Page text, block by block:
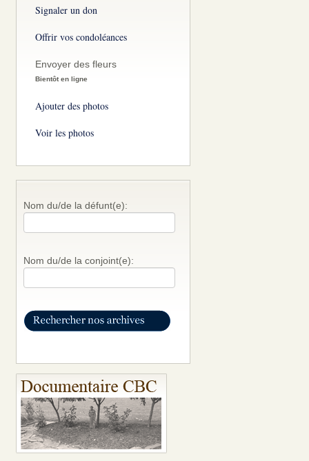
Signaler un don
Offrir vos condoléances
Envoyer des fleurs
Bientôt en ligne
Ajouter des photos
Voir les photos
Nom du/de la défunt(e):
Nom du/de la conjoint(e):